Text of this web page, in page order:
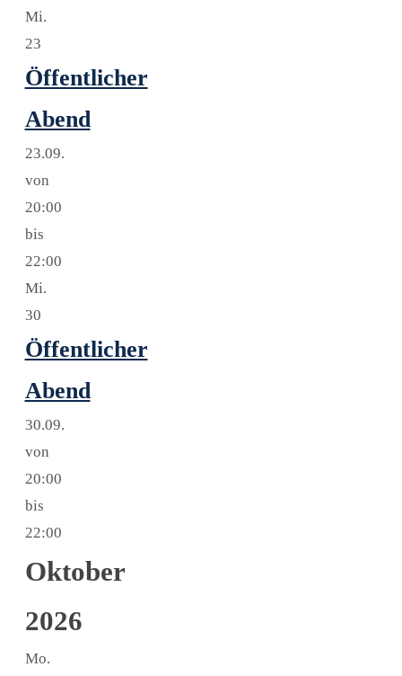
Mi.
23
Öffentlicher
Abend
23.09.
von
20:00
bis
22:00
Mi.
30
Öffentlicher
Abend
30.09.
von
20:00
bis
22:00
Oktober
2026
Mo.